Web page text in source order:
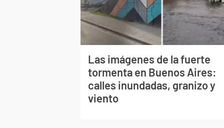
Las imágenes de la fuerte
tormenta en Buenos Aires:
calles inundadas, granizo y
viento